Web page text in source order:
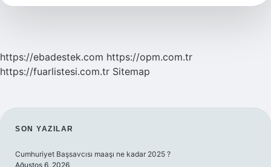
Yapılır
https://ebadestek.com https://opm.com.tr
https://fuarlistesi.com.tr Sitemap
SIDEBAR
SON YAZILAR
Cumhuriyet Başsavcısı maaşı ne kadar 2025 ?
Ağustos 6, 2026